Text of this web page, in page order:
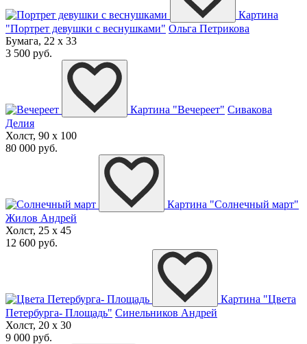
Картина
"Портрет девушки с веснушками" Ольга Петрикова
Бумага, 22 x 33
3 500 руб.
Картина "Вечереет" Сивакова
Делия
Холст, 90 x 100
80 000 руб.
Картина "Солнечный март"
Жилов Андрей
Холст, 25 x 45
12 600 руб.
Картина "Цвета
Петербурга- Площадь" Синельников Андрей
Холст, 20 x 30
9 000 руб.